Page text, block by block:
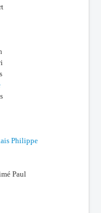
Philippe
Paul